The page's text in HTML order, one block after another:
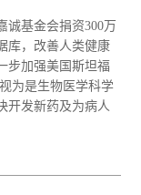
诚基金会捐资300万
库，改善人类健康
步加强美国斯坦福
为是生物医学科学
开发新药及为病人